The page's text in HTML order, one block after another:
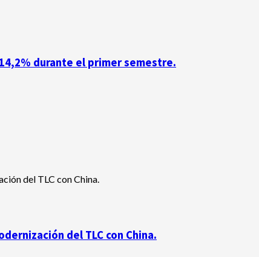
durante el primer semestre.
del TLC con China.